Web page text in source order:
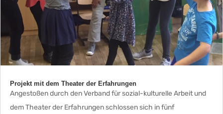
Projekt mit dem Theater der Erfahrungen
Angestoßen durch den Verband für sozial-kulturelle Arbeit und
dem Theater der Erfahrungen schlossen sich in fünf